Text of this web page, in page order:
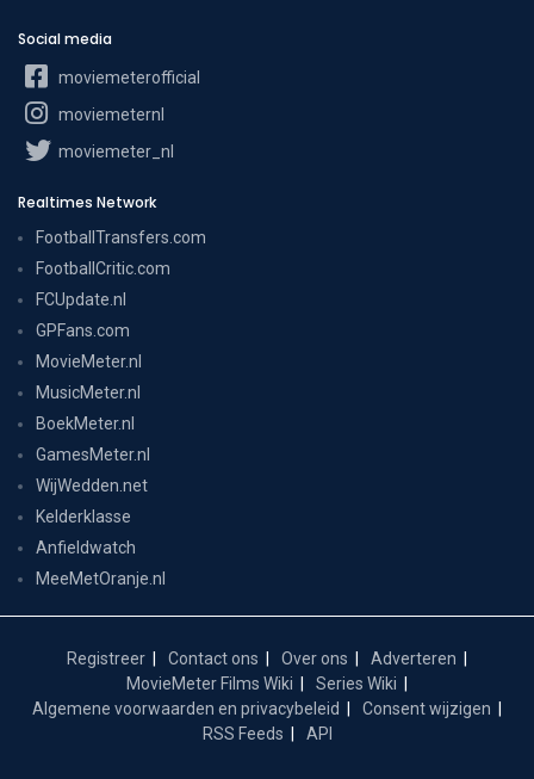
Social media
moviemeterofficial
moviemeternl
moviemeter_nl
Realtimes Network
FootballTransfers.com
FootballCritic.com
FCUpdate.nl
GPFans.com
MovieMeter.nl
MusicMeter.nl
BoekMeter.nl
GamesMeter.nl
WijWedden.net
Kelderklasse
Anfieldwatch
MeeMetOranje.nl
Registreer Contact ons Over ons
Adverteren
MovieMeter Films Wiki
Series Wiki
Algemene voorwaarden en privacybeleid
Consent wijzigen
RSS Feeds
API